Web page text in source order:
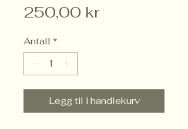
250,00 krPris
Antall *
Legg til i handlekurv